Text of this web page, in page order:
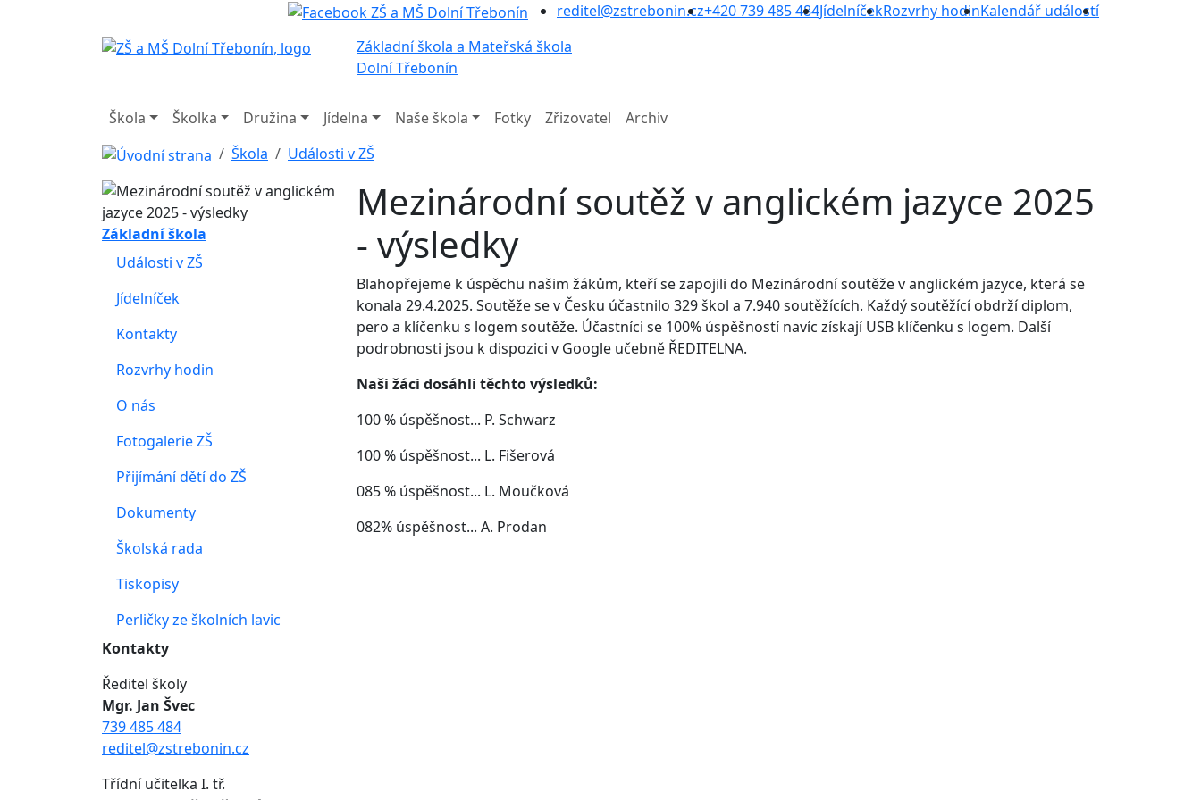
reditel@zstrebonin.cz+420 739 485 484JídelníčekRozvrhy hodinKalendář událostí
Základní škola a Mateřská škola
Dolní Třebonín
Škola Školka Družina Jídelna Naše škola Fotky Zřizovatel
Archiv
Škola
Události v ZŠ
Mezinárodní soutěž v anglickém jazyce 2025
- výsledky
Blahopřejeme k úspěchu našim žákům, kteří se zapojili do Mezinárodní soutěže v anglickém jazyce, která se
konala 29.4.2025. Soutěže se v Česku účastnilo 329 škol a 7.940 soutěžících. Každý soutěžící obdrží diplom,
pero a klíčenku s logem soutěže. Účastníci se 100% úspěšností navíc získají USB klíčenku s logem. Další
podrobnosti jsou k dispozici v Google učebně ŘEDITELNA.
Naši žáci dosáhli těchto výsledků:
100 % úspěšnost... P. Schwarz
100 % úspěšnost... L. Fišerová
085 % úspěšnost... L. Moučková
082% úspěšnost... A. Prodan
Základní škola
Události v ZŠ
Jídelníček
Kontakty
Rozvrhy hodin
O nás
Fotogalerie ZŠ
Přijímání dětí do ZŠ
Dokumenty
Školská rada
Tiskopisy
Perličky ze školních lavic
Kontakty
Ředitel školy
Mgr. Jan Švec
739 485 484
reditel@zstrebonin.cz
Třídní učitelka I. tř.